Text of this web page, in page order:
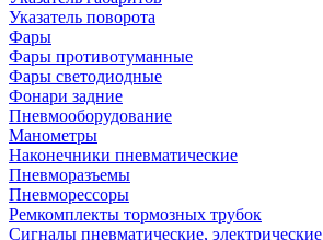
Указатель поворота
Фары
Фары противотуманные
Фары светодиодные
Фонари задние
Пневмооборудование
Манометры
Наконечники пневматические
Пневморазъемы
Пневморессоры
Ремкомплекты тормозных трубок
Сигналы пневматические, электрические